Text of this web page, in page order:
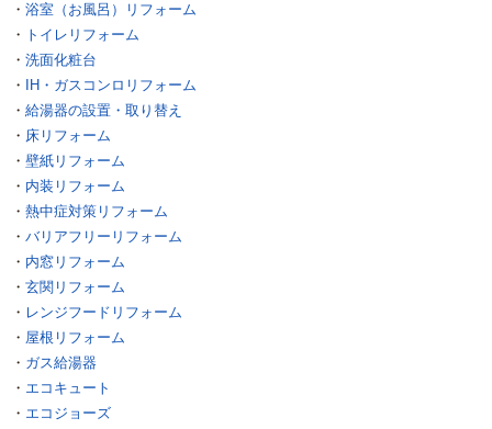
・ 浴室（お風呂）リフォーム
・ トイレリフォーム
・ 洗面化粧台
・
IH・ガスコンロリフォーム
・ 給湯器の設置・取り替え
・ 床リフォーム
・ 壁紙リフォーム
・ 内装リフォーム
・ 熱中症対策リフォーム
・ バリアフリーリフォーム
・ 内窓リフォーム
・ 玄関リフォーム
・ レンジフードリフォーム
・ 屋根リフォーム
・ ガス給湯器
・ エコキュート
・ エコジョーズ